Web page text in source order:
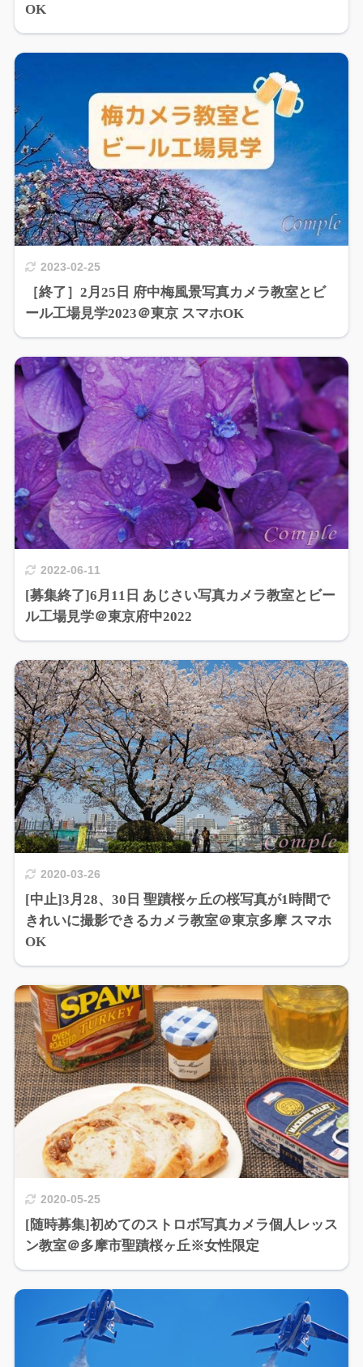
OK
2023-02-25
［終了］2月25日 府中梅風景写真カメラ教室とビ
ール工場見学2023＠東京 スマホOK
2022-06-11
[募集終了]6月11日 あじさい写真カメラ教室とビー
ル工場見学＠東京府中2022
2020-03-26
[中止]3月28、30日 聖蹟桜ヶ丘の桜写真が1時間で
きれいに撮影できるカメラ教室＠東京多摩 スマホ
OK
2020-05-25
[随時募集]初めてのストロボ写真カメラ個人レッス
ン教室＠多摩市聖蹟桜ヶ丘※女性限定